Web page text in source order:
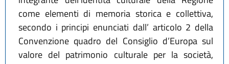
come elementi di memoria storica e collettiva,
secondo i principi enunciati dall’ articolo 2 della
Convenzione quadro del Consiglio d’Europa sul
valore del patrimonio culturale per la società,